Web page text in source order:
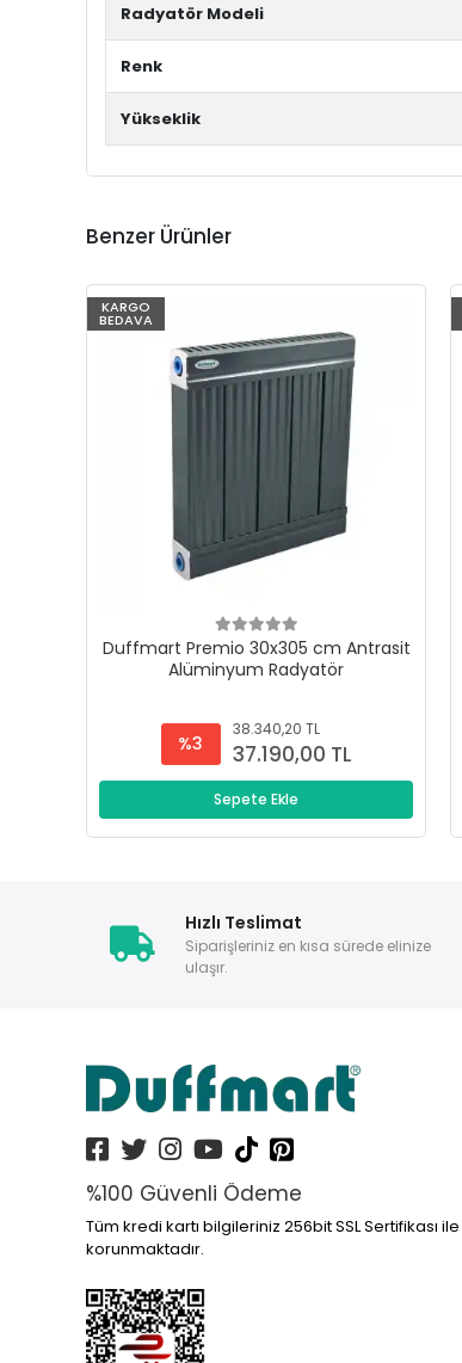
Radyatör Modeli
Renk
Yükseklik
Benzer Ürünler
KARGO
BEDAVA
Duffmart Premio 30x305 cm Antrasit
Alüminyum Radyatör
%3
38.340,20 TL
37.190,00 TL
Sepete Ekle
Hızlı Teslimat
Siparişleriniz en kısa sürede elinize
ulaşır.
%100 Güvenli Ödeme
Tüm kredi kartı bilgileriniz 256bit SSL Sertifikası ile
korunmaktadır.